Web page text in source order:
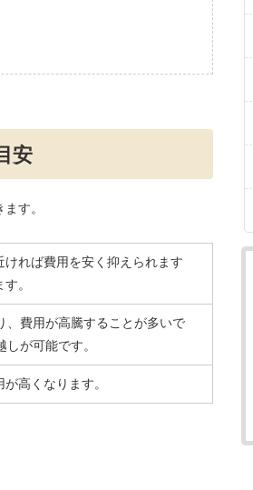
安
す。
れば費用を安く抑えられます
。
、費用が高騰することが多いで
が可能です。
高くなります。